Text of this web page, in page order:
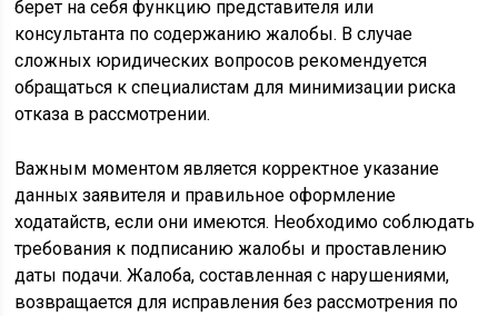
берет на себя функцию представителя или
консультанта по содержанию жалобы. В случае
сложных юридических вопросов рекомендуется
обращаться к специалистам для минимизации риска
отказа в рассмотрении.
Важным моментом является корректное указание
данных заявителя и правильное оформление
ходатайств, если они имеются. Необходимо соблюдать
требования к подписанию жалобы и проставлению
даты подачи. Жалоба, составленная с нарушениями,
возвращается для исправления без рассмотрения по